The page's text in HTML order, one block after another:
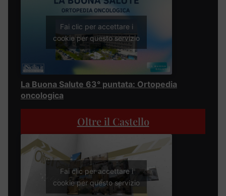
Fai clic per accettare i
cookie per questo servizio
La Buona Salute 63° puntata: Ortopedia
oncologica
Oltre il Castello
Fai clic per accettare i
cookie per questo servizio